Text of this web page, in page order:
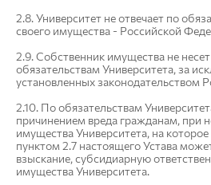
2.8. Университет не отвечает по
своего имущества - Российской
2.9. Собственник имущества не
обязательствам Университета, за
установленных законодательством
2.10. По обязательствам
причинением вреда гражданам, при
имущества Университета, на которое
пунктом 2.7 настоящего Устава
взыскание, субсидиарную
имущества Университета.